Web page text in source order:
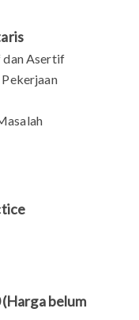
dan Asertif
belum